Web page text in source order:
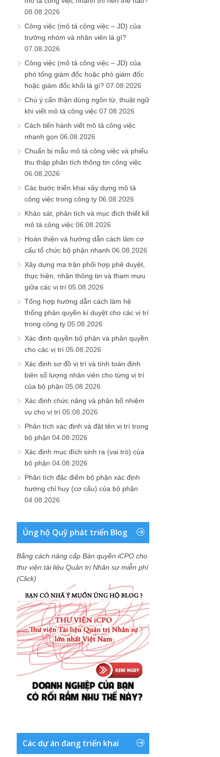
08.08.2026
Công việc (mô tả công việc – JD) của
trưởng nhóm và nhân viên là gì?
07.08.2026
Công việc (mô tả công việc – JD) của
phó tổng giám đốc hoặc phó giám đốc
hoặc giám đốc khối là gì? 07.08.2026
Chú ý cẩn thận dùng ngôn từ, thuật ngữ
khi viết mô tả công việc 07.08.2026
Cách tiến hành viết mô tả công việc
nhanh gọn 06.08.2026
Chuẩn bị mẫu mô tả công việc và phiếu
thu thập phân tích thông tin công việc
06.08.2026
Các bước triển khai xây dựng mô tả
công việc trong công ty 06.08.2026
Khảo sát, phân tích và mục đích thiết kế
mô tả công việc 06.08.2026
Hoàn thiện và hướng dẫn cách làm cơ
cấu tổ chức bộ phận nhanh 06.08.2026
Xây dựng ma trận phối hợp phê duyệt,
thực hiện, nhận thông tin và tham mưu
giữa các vị trí 05.08.2026
Tổng hợp hướng dẫn cách làm hệ
thống phân quyền kí duyệt cho các vị trí
trong công ty 05.08.2026
Xác định quyền bộ phận và phân quyền
cho các vị trí 05.08.2026
Xác định sơ đồ vị trí và tính toán định
biên số lượng nhân viên cho từng vị trí
của bộ phận 05.08.2026
Xác định chức năng và phân bổ nhiệm
vụ cho vị trí 05.08.2026
Phân tích xác định và đặt tên vị trí trong
bộ phận 04.08.2026
Xác định mục đích sinh ra (vai trò) của
bộ phận 04.08.2026
Phân tích đặc điểm bộ phận xác định
hướng chỉ huy (cơ cấu) của bộ phận
04.08.2026
Ủng hộ Quỹ phát triển Blog
Bằng cách nâng cấp Bản quyền iCPO cho
thư viện tài liệu Quản trị Nhân sự miễn phí
(Click)
Các dự án đang triển khai